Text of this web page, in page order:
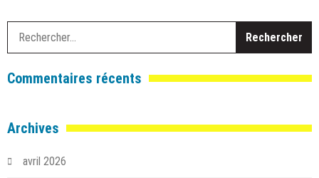
Commentaires récents
Archives
avril 2026